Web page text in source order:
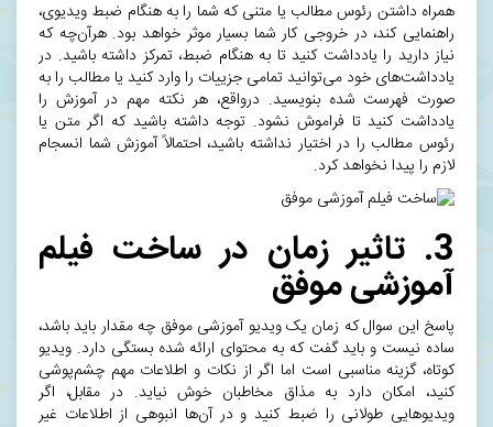
همراه داشتن رئوس مطالب یا متنی که شما را به هنگام ضبط ویدیوی،
راهنمایی کند، در خروجی کار شما بسیار موثر خواهد بود. هر‌آن‌چه که
نیاز دارید را یادداشت کنید تا به هنگام ضبط، تمرکز داشته باشید. در
یادداشت‌های خود می‌توانید تمامی جزییات را وارد کنید یا مطالب را به
صورت فهرست‌ شده بنویسید. درواقع، هر نکته‌ مهم در آموزش را
یادداشت کنید تا فراموش نشود. توجه داشته باشید که اگر متن یا
رئوس مطالب را در اختیار نداشته باشید، احتمالاً آموزش شما انسجام
لازم را پیدا نخواهد کرد.
3. تاثیر زمان در ساخت فیلم
آموزشی موفق
پاسخ این سوال که زمان یک ویدیو آموزشی موفق چه مقدار باید باشد،
ساده نیست و باید گفت که به محتوای ارائه شده بستگی دارد. ویدیو
کوتاه، گزینه مناسبی است اما اگر از نکات و اطلاعات مهم چشم‌پوشی
کنید، امکان دارد به مذاق مخاطبان خوش نیاید. در مقابل، اگر
ویدیوهایی طولانی را ضبط کنید و در آن‌ها انبوهی از اطلاعات غیر